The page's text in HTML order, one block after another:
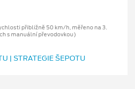
přibližně 50 km/h, měřeno na 3.
s manuální převodovkou)